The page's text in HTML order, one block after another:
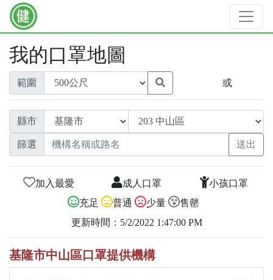
我的口罩地圖
範圍 或
縣市
篩選
加入最愛 成人口罩
小孩口罩
充足
普通 少量
售罄
更新時間：5/2/2022 1:47:00 PM
基隆市中山區口罩提供機構